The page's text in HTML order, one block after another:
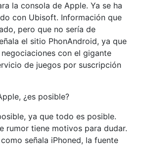
la consola de Apple. Ya se ha
con Ubisoft. Información que
pero que no sería de
el sitio PhonAndroid, ya que
con el gigante
de juegos por suscripción
¿es posible?
ya que todo es posible.
rumor tiene motivos para dudar.
señala iPhoned, la fuente